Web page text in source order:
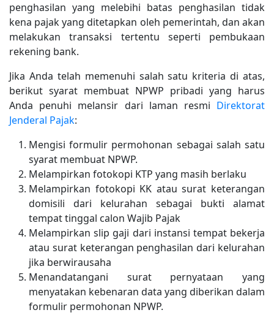
penghasilan yang melebihi batas penghasilan tidak
kena pajak yang ditetapkan oleh pemerintah, dan akan
melakukan transaksi tertentu seperti pembukaan
rekening bank.
Jika Anda telah memenuhi salah satu kriteria di atas,
berikut syarat membuat NPWP pribadi yang harus
Anda penuhi melansir dari laman resmi Direktorat
Jenderal Pajak:
Mengisi formulir permohonan sebagai salah satu
syarat membuat NPWP.
Melampirkan fotokopi KTP yang masih berlaku
Melampirkan fotokopi KK atau surat keterangan
domisili dari kelurahan sebagai bukti alamat
tempat tinggal calon Wajib Pajak
Melampirkan slip gaji dari instansi tempat bekerja
atau surat keterangan penghasilan dari kelurahan
jika berwirausaha
Menandatangani surat pernyataan yang
menyatakan kebenaran data yang diberikan dalam
formulir permohonan NPWP.